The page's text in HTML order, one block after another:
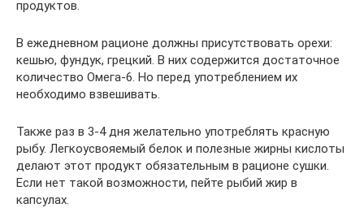
продуктов.
В ежедневном рационе должны присутствовать орехи:
кешью, фундук, грецкий. В них содержится достаточное
количество Омега-6. Но перед употреблением их
необходимо взвешивать.
Также раз в 3-4 дня желательно употреблять красную
рыбу. Легкоусвояемый белок и полезные жирны кислоты
делают этот продукт обязательным в рационе сушки.
Если нет такой возможности, пейте рыбий жир в
капсулах.